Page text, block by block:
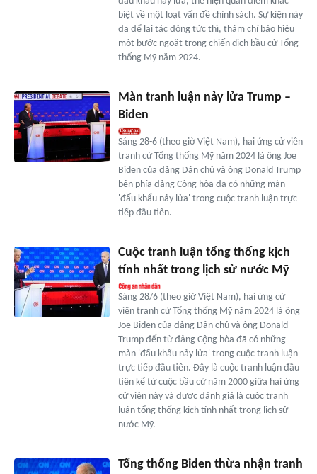
biệt về một loạt vấn đề chính sách. Sự kiện này
đã để lại tác động tức thì, thậm chí báo hiệu
một bước ngoặt trong chiến dịch bầu cử Tổng
thống Mỹ năm 2024.
Màn tranh luận nảy lửa Trump –
Biden
Sáng 28-6 (theo giờ Việt Nam), hai ứng cử viên
tranh cử Tổng thống Mỹ năm 2024 là ông Joe
Biden của đảng Dân chủ và ông Donald Trump
bên phía đảng Cộng hòa đã có những màn
'đấu khẩu nảy lửa' trong cuộc tranh luận trực
tiếp đầu tiên.
Cuộc tranh luận tổng thống kịch
tính nhất trong lịch sử nước Mỹ
Sáng 28/6 (theo giờ Việt Nam), hai ứng cử
viên tranh cử Tổng thống Mỹ năm 2024 là ông
Joe Biden của đảng Dân chủ và ông Donald
Trump đến từ đảng Cộng hòa đã có những
màn 'đấu khẩu nảy lửa' trong cuộc tranh luận
trực tiếp đầu tiên. Đây là cuộc tranh luận đầu
tiên kể từ cuộc bầu cử năm 2000 giữa hai ứng
cử viên này và được đánh giá là cuộc tranh
luận tổng thống kịch tính nhất trong lịch sử
nước Mỹ.
Tổng thống Biden thừa nhận tranh